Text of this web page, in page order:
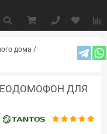
дома /
ДЛЯ